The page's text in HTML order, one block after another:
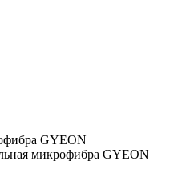
GYEON
микрофибра GYEON